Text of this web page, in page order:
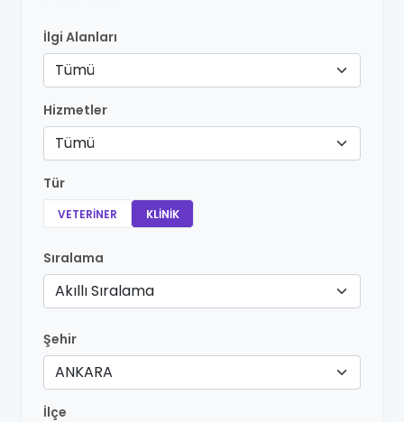
İlgi Alanları
Tümü
Hizmetler
Tümü
Tür
VETERINER KLINIK
Sıralama
Akıllı Sıralama
Şehir
ANKARA
İlçe